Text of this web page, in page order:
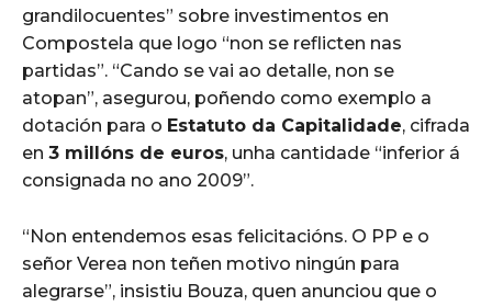
grandilocuentes” sobre investimentos en
Compostela que logo “non se reflicten nas
partidas”. “Cando se vai ao detalle, non se
atopan”, asegurou, poñendo como exemplo a
dotación para o Estatuto da Capitalidade, cifrada
en 3 millóns de euros, unha cantidade “inferior á
consignada no ano 2009”.
“Non entendemos esas felicitacións. O PP e o
señor Verea non teñen motivo ningún para
alegrarse”, insistiu Bouza, quen anunciou que o